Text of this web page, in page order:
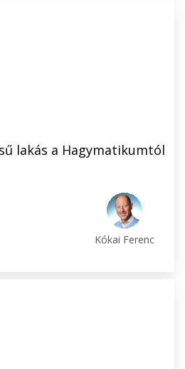
lakás a Hagymatikumtól
Kókai Ferenc